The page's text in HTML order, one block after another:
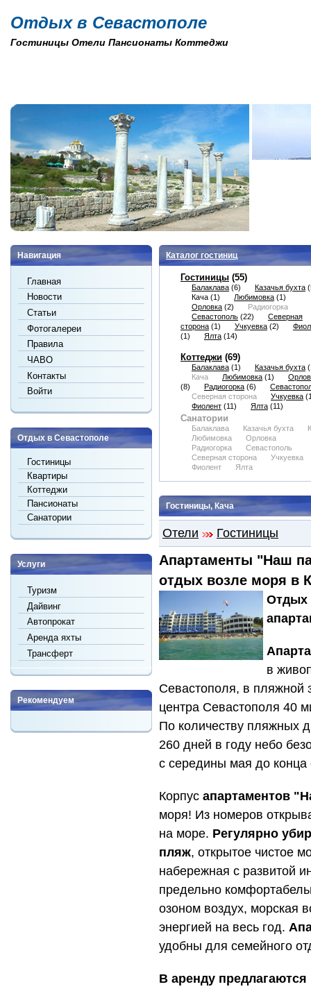
Отдых в Севастополе
Гостиницы Отели Пансионаты Коттеджи
Каталог гостиниц
Гостиницы(55)
Балаклава(6) Казачья бухта
Кача(1) Любимовка(1)
Орловка(2)
Радиогорка
Севастополь(22)
Северная
сторона(1) Учкуевка(2)
(1)
Ялта(14)
Коттеджи(69)
Балаклава(1) Казачья бухта
Кача
Любимовка(1)
(8)
Радиогорка(6)
Северная сторона
Учкуевка
Фиолент(11) Ялта(11)
Санатории
Балаклава Казачья бухта
Любимовка
Орловка
Радиогорка
Севастополь
Северная сторона
Учкуевка
Фиолент
Ялта
Гостиницы, Кача
Отели Гостиницы
Апартаменты "Наш
отдых возле моря в
Отдых
в
Севастополя, в пляжной
центра Севастополя 40
По количеству пляжных
260 дней в году небо
с середины мая до конца
Корпус апартаментов
моря! Из номеров
на море. Регулярно
пляж, открытое чистое
набережная с развитой
предельно
озоном воздух, морская
энергией на весь год.
удобны для семейного
В аренду
Навигация
Главная
Новости
Статьи
Фотогалереи
Правила
ЧАВО
Контакты
Войти
Отдых в Севастополе
Гостиницы
Квартиры
Коттеджи
Пансионаты
Санатории
Услуги
Туризм
Дайвинг
Автопрокат
Аренда яхты
Трансферт
Рекомендуем